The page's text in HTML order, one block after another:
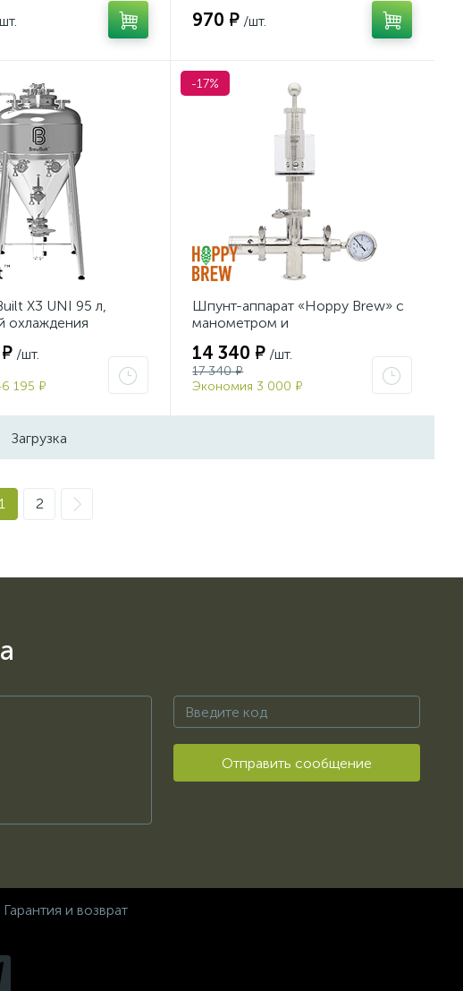
970 ₽ /шт.
X3 UNI 95 л,
охлаждения
/шт.
195 ₽
-17%
Шпунт-аппарат «Hoppy Brew» с
манометром и
1,5″ TC
14 340 ₽ /шт.
17 340 ₽
Экономия 3 000 ₽
Загрузка
1 2
Отправить сообщение
Гарантия и возврат